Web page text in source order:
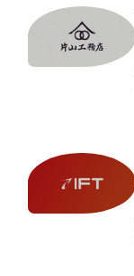
完全成功報
カ
制作実績
Works